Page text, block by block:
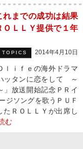
れまでの成功は結果
ＬＬＹ提供で１年
TOPICS 2014年4月10日
ｉｆｅの海外ドラマ
ッタンに恋をして ～
」放送開始記念ＰＲイ
ジソングを歌うＰＵＦ
たＲＯＬＬＹが出席し
む